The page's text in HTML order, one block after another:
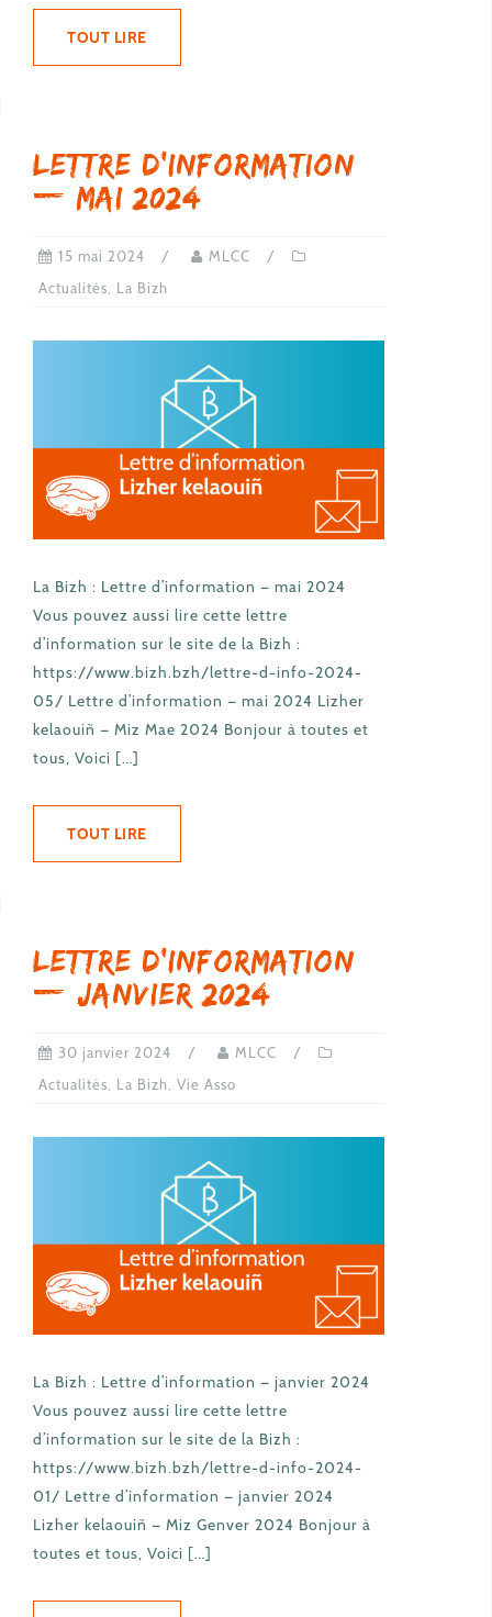
TOUT LIRE
Lettre d’information
— mai 2024
15 mai 2024
MLCC
Actualités, La Bizh
La Bizh : Lettre d’information — mai 2024
Vous pouvez aussi lire cette lettre
d’information sur le site de la Bizh :
https://www.bizh.bzh/lettre-d-info-2024-
05/ Lettre d’information — mai 2024 Lizher
kelaouiñ — Miz Mae 2024 Bonjour à toutes et
tous, Voici […]
TOUT LIRE
Lettre d’information
— janvier 2024
30 janvier 2024
MLCC
Actualités
La Bizh Vie Asso
La Bizh : Lettre d’information — janvier 2024
Vous pouvez aussi lire cette lettre
d’information sur le site de la Bizh :
https://www.bizh.bzh/lettre-d-info-2024-
01/ Lettre d’information — janvier 2024
Lizher kelaouiñ — Miz Genver 2024 Bonjour à
toutes et tous, Voici […]